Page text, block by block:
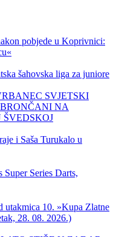
pobjede u Koprivnici:
šahovska liga za juniore
SVJETSKI
NA
ŠVEDSKOJ
i Saša Turukalo u
Series Darts,
utakmica 10. »Kupa Zlatne
28. 08. 2026.)